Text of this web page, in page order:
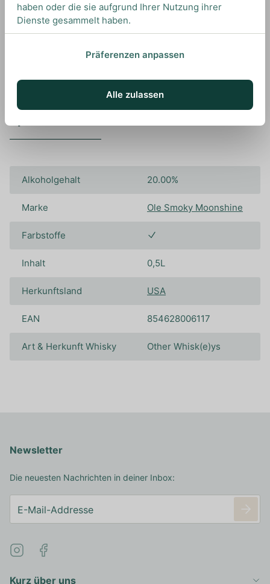
Wir empfehlen Ole Smoky Moonshine Margarita
in einem Glas mit gesalztem Glasrand mit jeder
Menge Crushed Ice zu genießen.
Alkoholgehalt 20.00%
Marke Ole Smoky Moonshine
Farbstoffe
Inhalt 0,5L
Herkunftsland USA
EAN 854628006117
Art & Herkunft Whisky Other Whisk(e)ys
Kurz über uns
Newsletter
Die neuesten Nachrichten in deiner Inbox:
haben oder die sie aufgrund Ihrer Nutzung ihrer
Dienste gesammelt haben.
Präferenzen anpassen
Alle zulassen